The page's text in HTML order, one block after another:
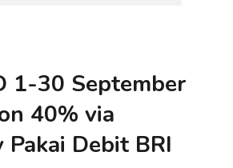
1-30 September
40% via
Debit BRI